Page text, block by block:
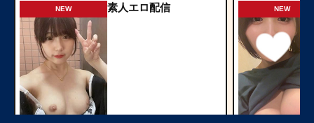
NEW 素人エロ配信 NEW